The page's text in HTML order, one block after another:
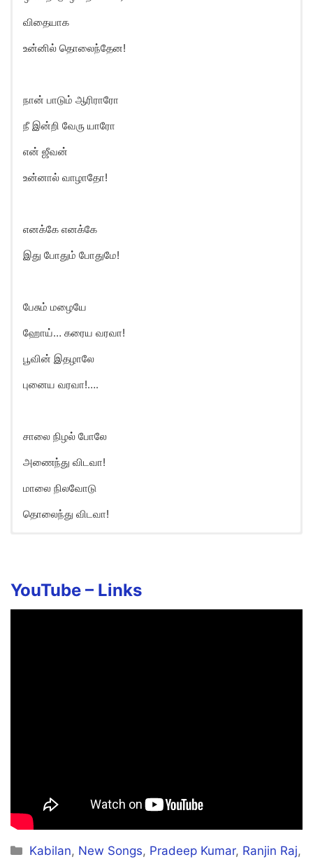
விதையாக
உன்னில் தொலைந்தேன!
நான் பாடும் ஆரிராரோ
நீ இன்றி வேரு யாரோ
என் ஜீவன்
உன்னால் வாழாதோ!
எனக்கே எனக்கே
இது போதும் போதுமே!
பேசும் மழையே
ஹோய்… கரைய வரவா!
பூவின் இதழாலே
புனைய வரவா!….
சாலை நிழல் போலே
அணைந்து விடவா!
மாலை நிலவோடு
தொலைந்து விடவா!
YouTube – Links
Categories
Kabilan, New Songs, Pradeep Kumar, Ranjin Raj,